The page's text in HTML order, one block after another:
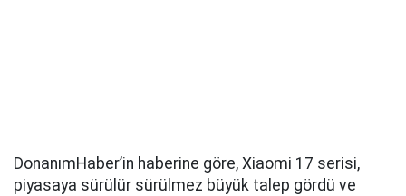
DonanımHaber’in haberine göre, Xiaomi 17 serisi,
piyasaya sürülür sürülmez büyük talep gördü ve